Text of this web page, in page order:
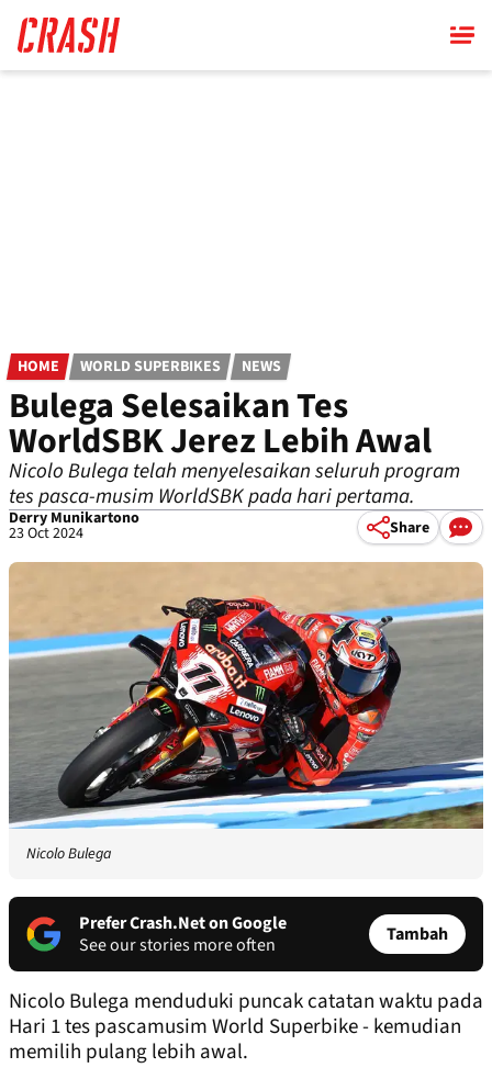
main
content
HOME WORLD SUPERBIKES NEWS
Bulega Selesaikan Tes
WorldSBK Jerez Lebih Awal
Nicolo Bulega telah menyelesaikan seluruh program
tes pasca-musim WorldSBK pada hari pertama.
Derry Munikartono
23 Oct 2024 Share
Nicolo Bulega
Prefer Crash.Net on Google
See our stories more often
Tambah
Nicolo Bulega menduduki puncak catatan waktu pada
Hari 1 tes pascamusim World Superbike - kemudian
memilih pulang lebih awal.